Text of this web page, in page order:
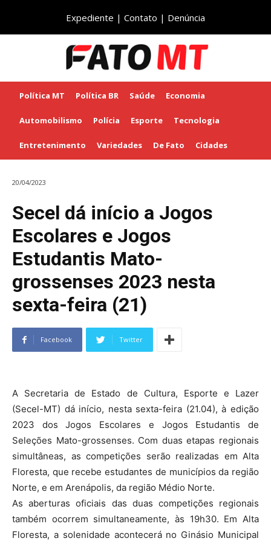
Expediente | Contato | Denúncia
Política MT Política BR Saúde Economia
Automobilismo Polícia Esporte Tecnologia
Entretenimento Variedades De Fato Cidades
20/04/2023
Secel dá início a Jogos
Escolares e Jogos
Estudantis Mato-
grossenses 2023 nesta
sexta-feira (21)
Facebook Twitter
A Secretaria de Estado de Cultura, Esporte e Lazer
(Secel-MT) dá início, nesta sexta-feira (21.04), à edição
2023 dos Jogos Escolares e Jogos Estudantis de
Seleções Mato-grossenses. Com duas etapas regionais
simultâneas, as competições serão realizadas em Alta
Floresta, que recebe estudantes de municípios da região
Norte, e em Arenápolis, da região Médio Norte.
As aberturas oficiais das duas competições regionais
também ocorrem simultaneamente, às 19h30. Em Alta
Floresta, a solenidade acontecerá no Ginásio Municipal